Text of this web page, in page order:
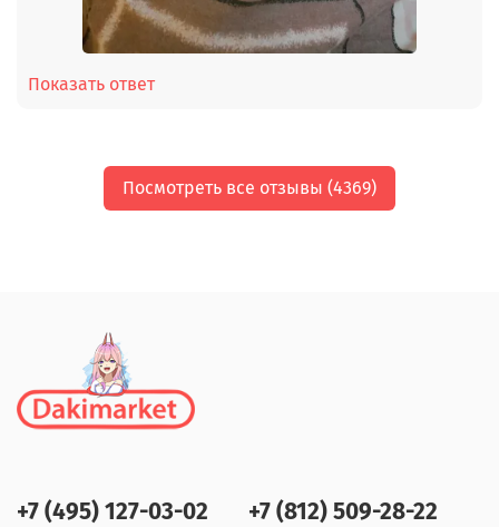
Показать ответ
Посмотреть все отзывы (4369)
+7 (495) 127-03-02 +7 (812) 509-28-22